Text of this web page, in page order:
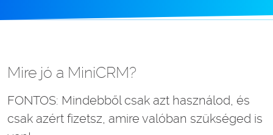
Mire jó a MiniCRM?
FONTOS: Mindebből csak azt használod, és
csak azért fizetsz, amire valóban szükséged is